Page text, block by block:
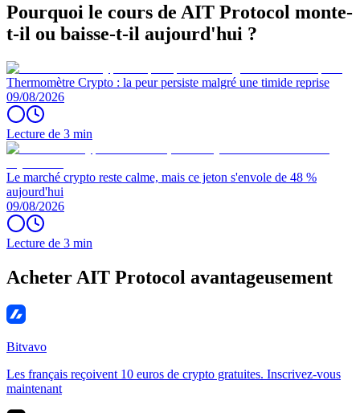
Pourquoi le cours de AIT Protocol monte-
t-il ou baisse-t-il aujourd'hui ?
Thermomètre Crypto : la peur persiste malgré une timide reprise
09/08/2026
Lecture de 3 min
Le marché crypto reste calme, mais ce jeton s'envole de 48 %
aujourd'hui
09/08/2026
Lecture de 3 min
Acheter AIT Protocol avantageusement
Bitvavo
Les français reçoivent 10 euros de crypto gratuites. Inscrivez-vous
maintenant